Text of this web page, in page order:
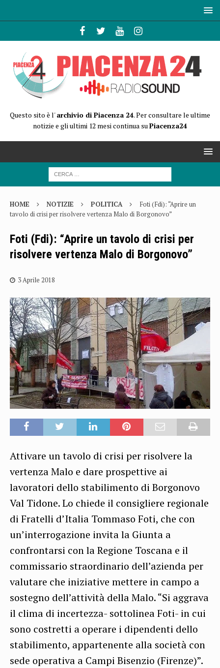
Questo sito è l'archivio di Piacenza 24. Per consultare le ultime
notizie e gli ultimi 12 mesi continua suPiacenza24
HOME NOTIZIE POLITICA
Foti (Fdi): “Aprire un
tavolo di crisi per risolvere vertenza Malo di Borgonovo”
Foti (Fdi): “Aprire un tavolo di crisi per
risolvere vertenza Malo di Borgonovo”
3 Aprile 2018
Attivare un tavolo di crisi per risolvere la
vertenza Malo e dare prospettive ai
lavoratori dello stabilimento di Borgonovo
Val Tidone. Lo chiede il consigliere regionale
di Fratelli d’Italia Tommaso Foti, che con
un’interrogazione invita la Giunta a
confrontarsi con la Regione Toscana e il
commissario straordinario dell’azienda per
valutare che iniziative mettere in campo a
sostegno dell’attività della Malo. “Si aggrava
il clima di incertezza- sottolinea Foti- in cui
sono costretti a operare i dipendenti dello
stabilimento, appartenente alla società con
sede operativa a Campi Bisenzio (Firenze)”.